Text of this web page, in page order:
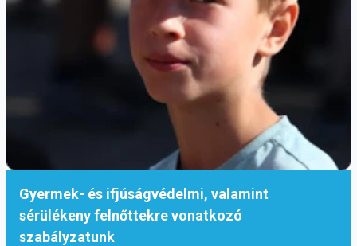
Gyermek- és ifjúságvédelmi, valamint
sérülékeny felnőttekre vonatkozó
szabályzatunk